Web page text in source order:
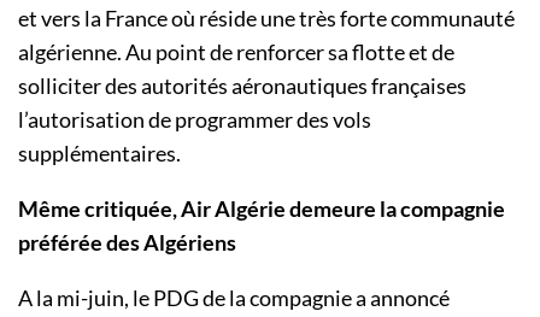
et vers la France où réside une très forte communauté
algérienne. Au point de renforcer sa flotte et de
solliciter des autorités aéronautiques françaises
l’autorisation de programmer des vols
supplémentaires.
Même critiquée, Air Algérie demeure la compagnie
préférée des Algériens
A la mi-juin, le PDG de la compagnie a annoncé